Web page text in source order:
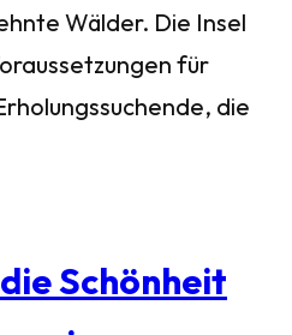
Wälder. Die Insel
für
die
Schönheit